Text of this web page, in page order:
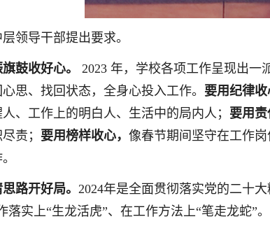
领导干部提出要求。
鼓收好心。 2023 年，学校各项工作呈现出一
思、找回状态，全身心投入工作。 要用纪律收
、工作上的明白人、生活中的局内人； 要用责
责； 要用榜样收心， 像春节期间坚守在工作
路开好局。 2024年是全面贯彻落实党的二十
落实上“生龙活虎”、在工作方法上“笔走龙蛇”。